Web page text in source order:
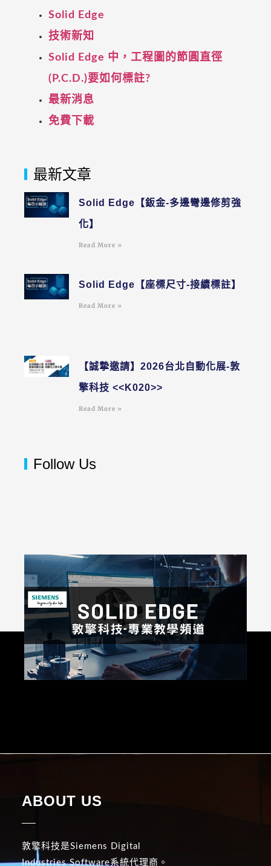
Solid Edge
技術新知
Solid Edge 中，工程圖的節圓直徑
(P.C.D.)要如何標註?
最新消息
免費下載
最新文章
Solid Edge【鈑金-多邊彎邊修剪強
化】
Read More »
Solid Edge【座標尺寸-接續標註】
Read More »
【誠摯邀請】2026台北自動化展-敦
擎科技 <<K020>>
Read More »
Follow Us
ABOUT US
敦擎科技是Siemens Digital
Industries Software系統代理商。